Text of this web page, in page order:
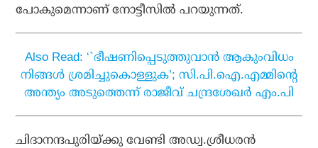
പോകുമെന്നാണ് നോട്ടീസില്‍ പറയുന്നത്.
Also Read: ‘`ഭീഷണിപ്പെടുത്തുവാന്‍ ആകുംവിധം
നിങ്ങള്‍ ശ്രമിച്ചുകൊള്ളുക’; സി.പി.ഐ.എമ്മിന്റെ
അന്ത്യം അടുത്തെന്ന് രാജീവ് ചന്ദ്രശേഖര്‍ എം.പി
ചിദാനന്ദപുരിയ്ക്കു വേണ്ടി അഡ്വ.ശ്രീധരന്‍